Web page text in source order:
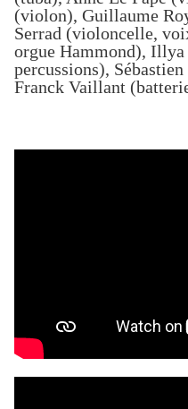
(violon), Guillaume
Serrad (violoncelle,
orgue Hammond), Illya
percussions),
Franck Vaillant (